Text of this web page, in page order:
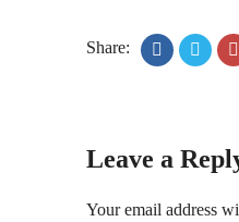
Share:
Leave a
Your email address